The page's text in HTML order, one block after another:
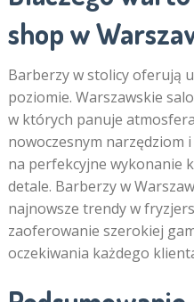
shop w
Barberzy w stolicy oferują
poziomie. Warszawskie
w których panuje
nowoczesnym narzędziom
na perfekcyjne wykonanie
detale. Barberzy w
najnowsze trendy w
zaoferowanie szerokiej
oczekiwania każdego